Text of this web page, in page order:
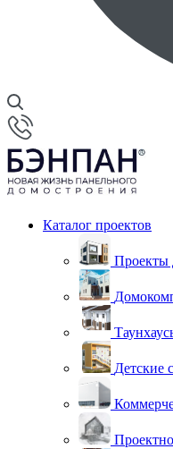
Каталог проектов
Проекты
Детские